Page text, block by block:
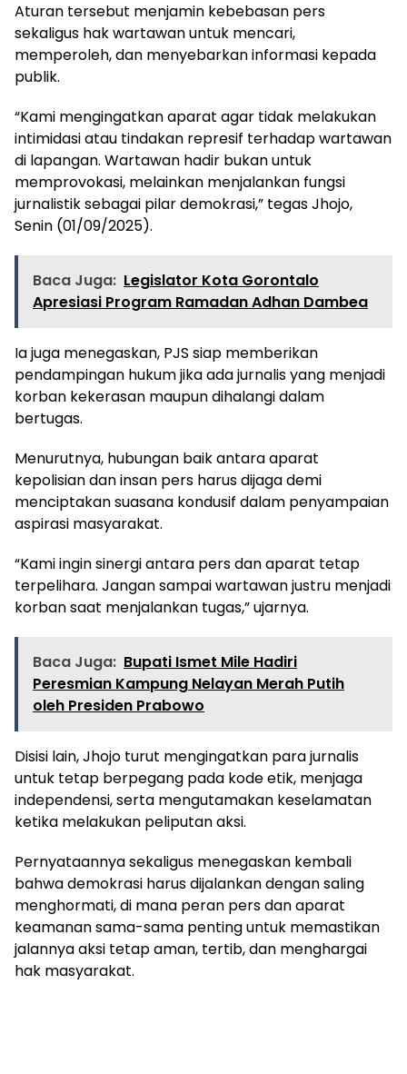
Aturan tersebut menjamin kebebasan pers
sekaligus hak wartawan untuk mencari,
memperoleh, dan menyebarkan informasi kepada
publik.
“Kami mengingatkan aparat agar tidak melakukan
intimidasi atau tindakan represif terhadap wartawan
di lapangan. Wartawan hadir bukan untuk
memprovokasi, melainkan menjalankan fungsi
jurnalistik sebagai pilar demokrasi,” tegas Jhojo,
Senin (01/09/2025).
Baca Juga: Legislator Kota Gorontalo
Apresiasi Program Ramadan Adhan Dambea
Ia juga menegaskan, PJS siap memberikan
pendampingan hukum jika ada jurnalis yang menjadi
korban kekerasan maupun dihalangi dalam
bertugas.
Menurutnya, hubungan baik antara aparat
kepolisian dan insan pers harus dijaga demi
menciptakan suasana kondusif dalam penyampaian
aspirasi masyarakat.
“Kami ingin sinergi antara pers dan aparat tetap
terpelihara. Jangan sampai wartawan justru menjadi
korban saat menjalankan tugas,” ujarnya.
Baca Juga: Bupati Ismet Mile Hadiri
Peresmian Kampung Nelayan Merah Putih
oleh Presiden Prabowo
Disisi lain, Jhojo turut mengingatkan para jurnalis
untuk tetap berpegang pada kode etik, menjaga
independensi, serta mengutamakan keselamatan
ketika melakukan peliputan aksi.
Pernyataannya sekaligus menegaskan kembali
bahwa demokrasi harus dijalankan dengan saling
menghormati, di mana peran pers dan aparat
keamanan sama-sama penting untuk memastikan
jalannya aksi tetap aman, tertib, dan menghargai
hak masyarakat.